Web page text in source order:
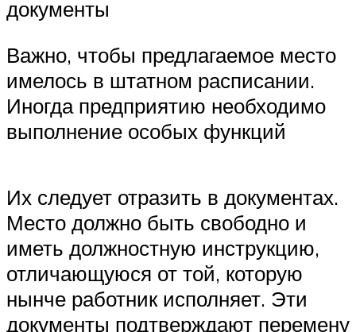
документы
Важно, чтобы предлагаемое место
имелось в штатном расписании.
Иногда предприятию необходимо
выполнение особых функций
Их следует отразить в документах.
Место должно быть свободно и
иметь должностную инструкцию,
отличающуюся от той, которую
нынче работник исполняет. Эти
документы подтверждают перемену